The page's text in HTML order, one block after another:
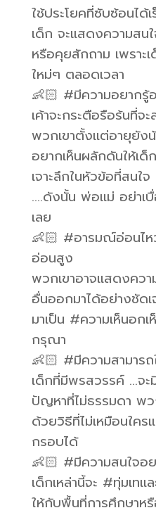
ใช้ประโยคที่ซับซ้อนได้
เด็ก จะแสดงความสน
หรือคุยสักถาม เพราะ
ใหม่ๆ ตลอดเวลา
👶🏻 #มีความอยากรู้
เค้าจะกระตือรือร้นที่จ
พวกเขาตั้งแต่อายุยัง
อยากเห็นผลักดันให้เด็
เจาะลึกในหัวข้อที่สนใจ
….ดังนั้น พ่อแม่ อย่าเ
เลย
👶🏻 #อารมณ์อ่อนไห
อ่อนสูง
พวกเขาอาจแสดงคว
อื่นออกมาได้อย่างชัด
มาเป็น #ความเห็นอกเ
กรุณา
👶🏻 #มีความสามาร
เด็กที่มีพรสวรรค์ …จะ
ปัญหาที่ไม่ธรรมดา พ
ด้วยวิธีที่ไม่เหมือนใค
กรอบได้
👶🏻 #มีความสนใจอ
เด็กเหล่านี้จะ #ทุ่มเทแ
ให้กับพื้นที่การศึกษาหรื